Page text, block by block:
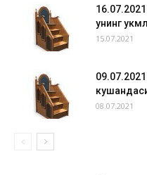
унинг
15.07.2021
08.07.2021